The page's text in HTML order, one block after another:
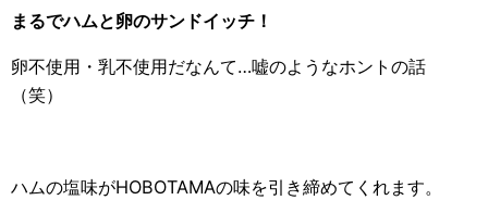
まるでハムと卵のサンドイッチ！
卵不使用・乳不使用だなんて…嘘のようなホントの話
（笑）
ハムの塩味がHOBOTAMAの味を引き締めてくれます。